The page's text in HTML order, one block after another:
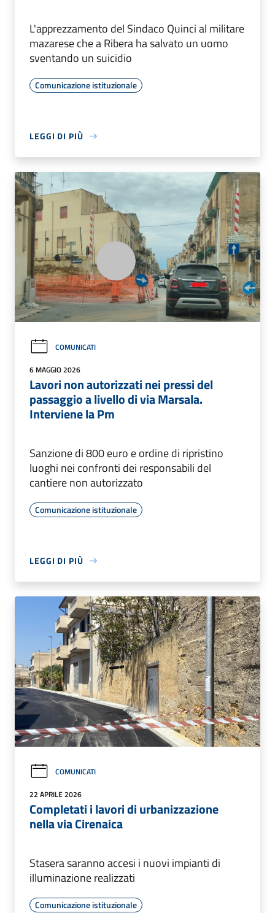
L'apprezzamento del Sindaco Quinci al militare
mazarese che a Ribera ha salvato un uomo
sventando un suicidio
Comunicazione istituzionale
LEGGI DI PIÙ
COMUNICATI
6 MAGGIO 2026
Lavori non autorizzati nei pressi del
passaggio a livello di via Marsala.
Interviene la Pm
Sanzione di 800 euro e ordine di ripristino
luoghi nei confronti dei responsabili del
cantiere non autorizzato
Comunicazione istituzionale
LEGGI DI PIÙ
COMUNICATI
22 APRILE 2026
Completati i lavori di urbanizzazione
nella via Cirenaica
Stasera saranno accesi i nuovi impianti di
illuminazione realizzati
Comunicazione istituzionale